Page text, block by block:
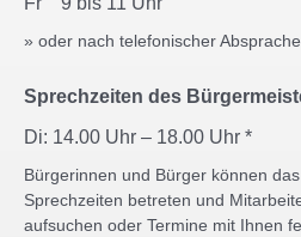
» oder nach telefonischer Absprache
Sprechzeiten des
Di: 14.00 Uhr – 18.00 Uhr *
Bürgerinnen und Bürger können
Sprechzeiten betreten und
aufsuchen oder Termine mit Ihnen